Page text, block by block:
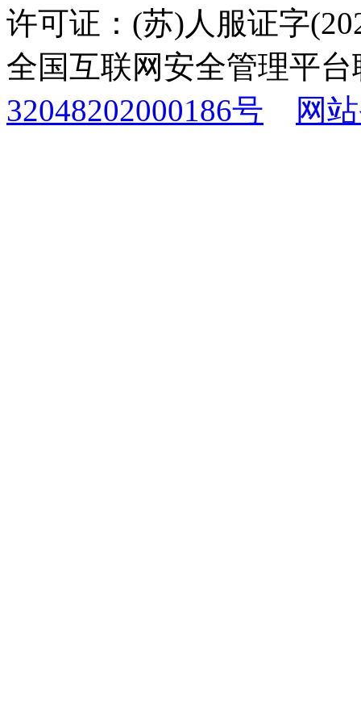
许可证：(苏)人服证字
全国互联网安全管理平
32048202000186号
网